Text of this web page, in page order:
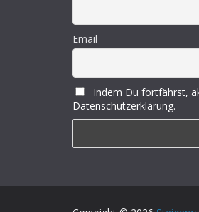
Email
Indem Du fortfährst,
Datenschutzerklärung.